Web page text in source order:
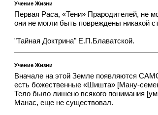
Учение Жизни
Первая Раса, «Тени» Прародителей, не
они не могли быть повреждены никакой
"Тайная Доктрина" Е.П.Блаватской.
Учение Жизни
Вначале на этой Земле появляются
есть божественные «Шишта» [Ману-
Тело было лишено всякого понимания
Манас, еще не существовал.